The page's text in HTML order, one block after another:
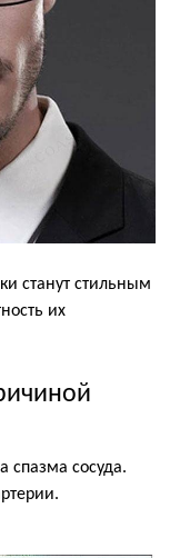
станут стильным
их
спазма сосуда.